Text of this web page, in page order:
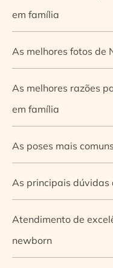
em família
As melhores fotos de
As melhores razões
em família
As poses mais
As principais dúvidas
Atendimento de
newborn